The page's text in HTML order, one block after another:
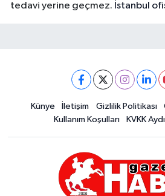
tedavi yerine geçmez. İstanbul
Künye İletişim Gizlilik Politikası
Kullanım Koşulları
KVKK